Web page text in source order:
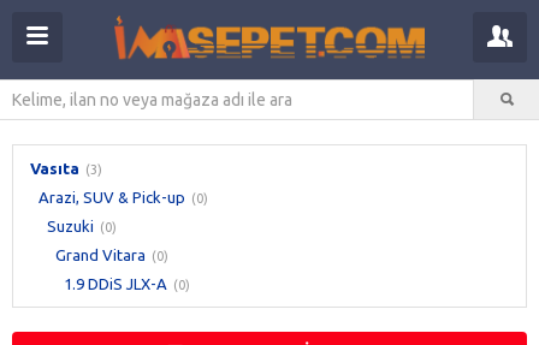
Vasıta (3)
Arazi, SUV & Pick-up (0)
Suzuki (0)
Grand Vitara (0)
1.9 DDiS JLX-A (0)